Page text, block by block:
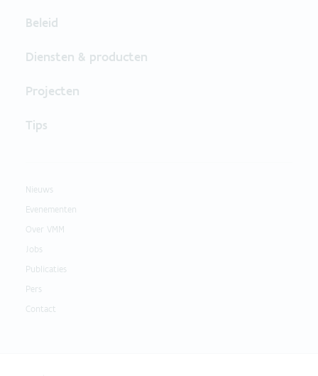
Beleid
Diensten & producten
Projecten
Tips
Nieuws
Evenementen
Over VMM
Jobs
Publicaties
Pers
Contact